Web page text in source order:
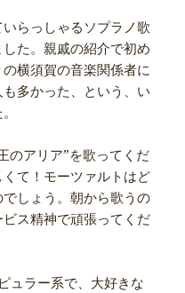
らっしゃるソプラノ歌
た。親戚の紹介で初め
横須賀の音楽関係者に
多かった、という、い
のアリア”を歌ってくだ
て！モーツァルトはど
しょう。朝から歌うの
ス精神で頑張ってくだ
ュラー系で、大好きな